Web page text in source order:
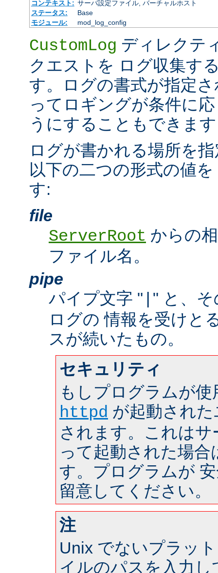
コンテキスト: サーバ設定ファイル, バーチャルホスト
ステータス:
Base
モジュール:
mod_log_config
CustomLog ディレクテ
クエストを ログ収集す
す。ログの書式が指定
ってロギングが条件に
うにすることもできま
ログが書かれる場所を
以下の二つの形式の値
す:
file
ServerRoot からの
ファイル名。
pipe
パイプ文字 " " と、
ログの 情報を受けと
スが続いたもの。
セキュリティ
もしプログラムが
httpd が起動され
されます。これは
って起動された場合
す。プログラムが
留意してください。
注
Unix でないプラッ
イルのパスを入力